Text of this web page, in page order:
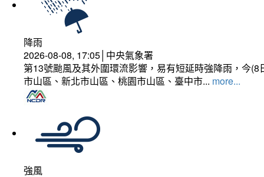
降雨
2026-08-08, 17:05│中央氣象署
第13號颱風及其外圍環流影響，易有短延時強降雨，今
市山區、新北市山區、桃園市山區、臺中市... more...
強風